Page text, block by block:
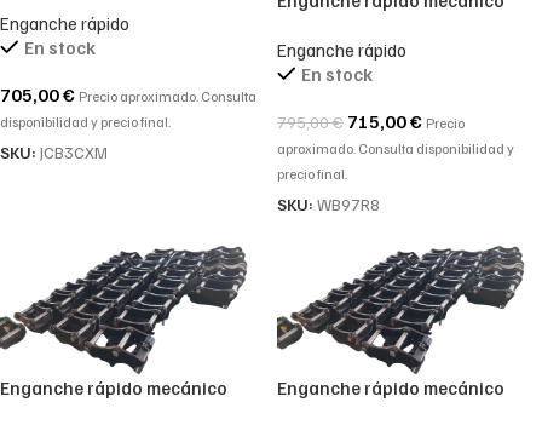
Enganche rápido
En stock
705,00€ Precio aproximado. Consulta
disponibilidad y precio final.
SKU: JCB3CXM
Enganche rápido
En stock
795,00€ 715,00€ Precio
aproximado. Consulta disponibilidad y
precio final.
SKU: WB97R8
Enganche rápido mecánico
Enganche rápido mecánico